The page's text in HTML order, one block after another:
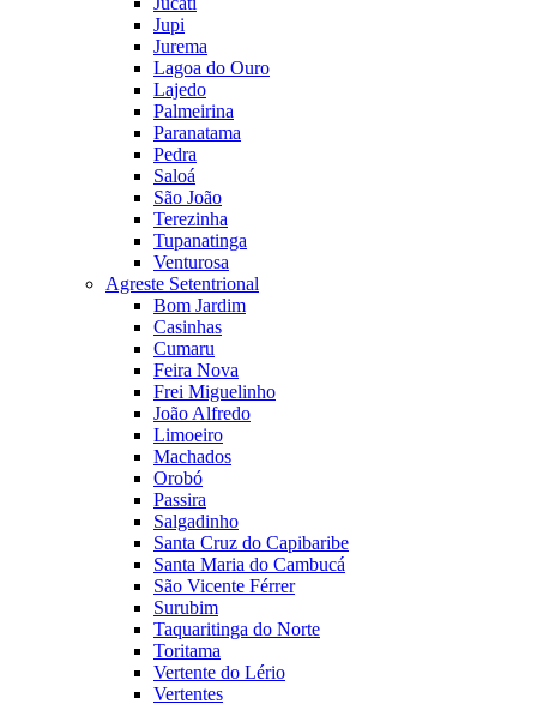
Jupi
Jurema
Lagoa do Ouro
Lajedo
Palmeirina
Paranatama
Pedra
Saloá
São João
Terezinha
Tupanatinga
Venturosa
Agreste Setentrional
Bom Jardim
Casinhas
Cumaru
Feira Nova
Frei Miguelinho
João Alfredo
Limoeiro
Machados
Orobó
Passira
Salgadinho
Santa Cruz do Capibaribe
Santa Maria do Cambucá
São Vicente Férrer
Surubim
Taquaritinga do Norte
Toritama
Vertente do Lério
Vertentes